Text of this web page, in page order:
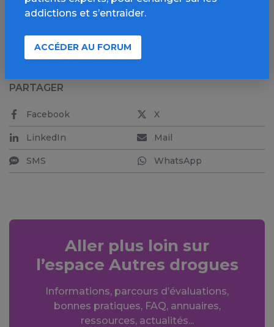
Par Nicolas Cabé
PARTAGER
Facebook X
LinkedIn Mail
SMS WhatsApp
Aller plus loin sur
l’espace Autres drogues
Informations, parcours d’évaluations,
bonnes pratiques, FAQ, annuaires,
ressources, actualités...
addictions et s’entraider.
ACCÉDER AU FORUM